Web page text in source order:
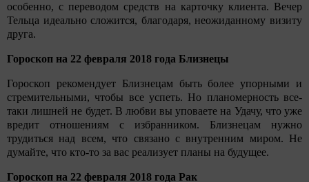
особенно, с переводом средств на карточку клиента. Вечер
Тельца идеально сложится, благодаря, неожиданному визиту
друга.
Гороскоп на 22 февраля 2018 года Близнецы
Гороскоп рекомендует Близнецам быть более упорными и
стремительными, чтобы все успеть. Но планомерность все-
таки лишней не будет. В любви вы уповаете на Удачу, что уже
вредит отношениям с избранником. Близнецам нужно
трудиться над всем, что связано с внутренним миром. Не
думайте, что кто-то за вас реализует планы на будущее.
Гороскоп на 22 февраля 2018 года Рак